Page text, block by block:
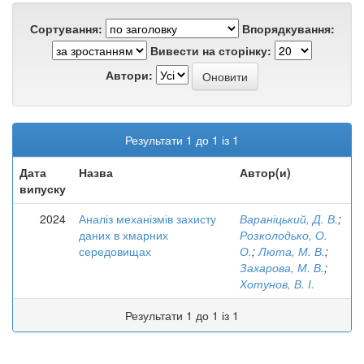
Сортування:
Впорядкування:
Вивести на сторінку:
Автори:
Результати 1 до 1 із 1
Дата
випуску
Назва Автор(и)
2024
Аналіз механізмів захисту
даних в хмарних
середовищах
Вараніцький, Д. В.;
Розколодько, О.
О.;Люта, М. В.;
Захарова, М. В.;
Хотунов, В. І.
Результати 1 до 1 із 1